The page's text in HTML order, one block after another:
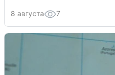
8 августа 7